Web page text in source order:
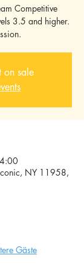
Competitive
3.5 and higher.
on sale
NY 11958,
Gäste